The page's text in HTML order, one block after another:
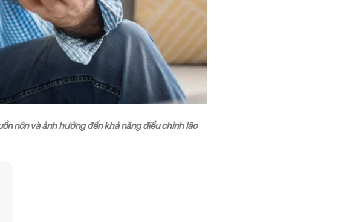
nôn và ảnh hưởng đến khả năng điều chỉnh lão